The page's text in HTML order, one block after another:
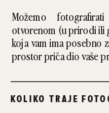
Možemo
otvorenom (u prirodi ili
koja vam ima posebno
prostor priča dio vaše
KOLIKO TRAJE